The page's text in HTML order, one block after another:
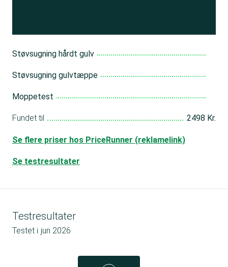
Støvsugning hårdt gulv
Støvsugning gulvtæppe
Moppetest
Fundet til 2498 Kr.
Se flere priser hos PriceRunner (reklamelink)
Se testresultater
Testresultater
Testet i jun 2026